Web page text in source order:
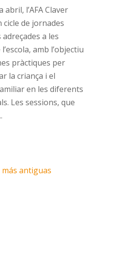
abril, l’AFA Claver
cicle de jornades
a les
amb l’objectiu
pràctiques per
la criança i el
en les diferents
Les sessions, que
más antiguas